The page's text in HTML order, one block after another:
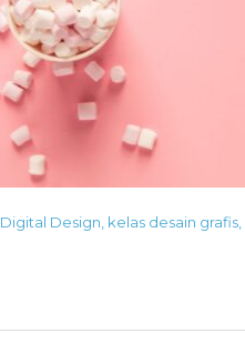
Digital Design kelas desain grafis